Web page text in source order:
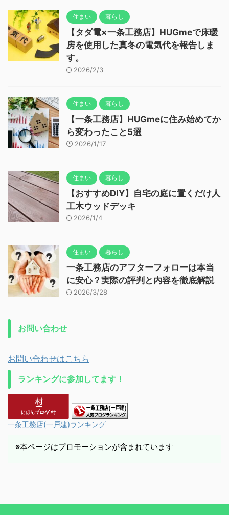
住まい 暮らし
【タダ電×一条工務店】HUGmeで床暖
房を使用した真冬の電気代を報告しま
す。
2026/2/3
住まい 暮らし
【一条工務店】HUGmeに住み始めてか
ら変わったこと5選
2026/1/17
住まい 暮らし
【おすすめDIY】自宅の庭に置くだけ人
工木ウッドデッキ
2026/1/4
住まい 暮らし
一条工務店のアフターフォローは本当
に安心？実際の評判と内容を徹底解説
2026/3/28
お問い合わせ
お問い合わせはこちら
ランキングに参加してます！
一条工務店(一戸建)ランキング
※本ページはプロモーションが含まれています